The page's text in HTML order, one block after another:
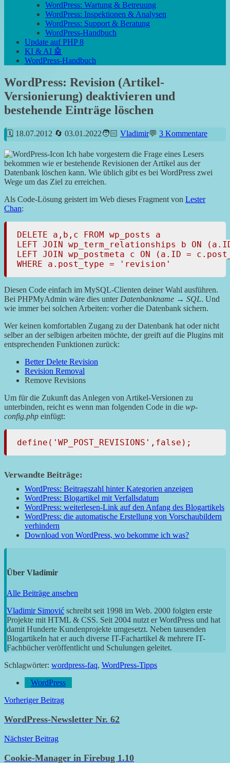
WordPress: Wartung & Betreuung
WordPress: Inspektionen & Analysen
WordPress: Support & Beratung
WordPress-Handbuch
Update auf PHP 8
KI & AI 🤖
WordPress-Handbuch
WordPress: Revision (Artikel-
Versionierung) deaktivieren und
bestehende Einträge löschen
18.07.2012 03.01.2022 Vladimir 3 Kommentare
Ich habe vorgestern die Frage eines Lesers
bekommen wie er bestehende Revisionen der Artikel aus der
Datenbank löschen kann. Wie üblich gibt es bei WordPress zwei
Wege um das Ziel zu erreichen.
Als Code-Lösung geistert im Web dieses Fragment von Lester
Chan:
DELETE a,b,c FROM wp_posts a
LEFT JOIN wp_term_relationships b ON
LEFT JOIN wp_postmeta c ON (a.ID =
WHERE a.post_type = 'revision'
Diesen Code einfach im MySQL-Clienten deiner Wahl ausführen.
Bei PHPMyAdmin wäre dies unter Datenbankname → SQL. Und
wie immer bei solchen Arbeiten: vorher die Datenbank sichern.
Wer keinen komfortablen Zugang zu der Datenbank hat oder nicht
selber an der selbigen arbeiten möchte, der greift auf die Plugins mit
entsprechenden Funktionen zurück:
Better Delete Revision
Revision Removal
Remove Revisions
Um für die Zukunft das Anlegen von Artikel-Versionen zu
unterbinden, reicht es wenn man folgenden Code in die wp-
config.php einfügt:
define('WP_POST_REVISIONS',false);
Verwandte Beiträge:
WordPress: Beitragszahl hinter Kategorien anzeigen
WordPress: Blogartikel mit Verfallsdatum
WordPress: weiterlesen-Link auf den Anfang des Blogartikels
WordPress: die automatische Erstellung von Vorschaubildern
verhindern
Download von WordPress, wo bekomme ich was?
Über Vladimir
Alle Beiträge ansehen
Vladimir Simović schreibt seit 1998 im Web. 2000 folgten erste
Projekte mit HTML & CSS. Seit 2004 nutzt er WordPress und hat
damit Hunderte Kundenprojekte umgesetzt. Neben tausenden
Blogartikeln hat er auch diverse IT-Fachartikel & mehrere IT-
Fachbücher veröffentlicht und Schulungen geleitet.
Schlagwörter: wordpress-faq, WordPress-Tipps
WordPress
Beitragsnavigation
Vorheriger Beitrag
WordPress-Newsletter Nr. 62
Nächster Beitrag
Cookie-Manager in Firebug 1.10